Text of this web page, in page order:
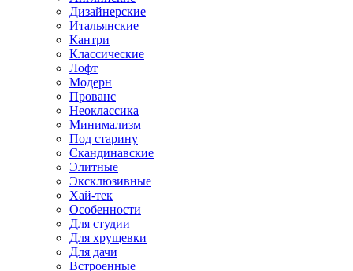
Дизайнерские
Итальянские
Кантри
Классические
Лофт
Модерн
Прованс
Неоклассика
Минимализм
Под старину
Скандинавские
Элитные
Эксклюзивные
Хай-тек
Особенности
Для студии
Для хрущевки
Для дачи
Встроенные